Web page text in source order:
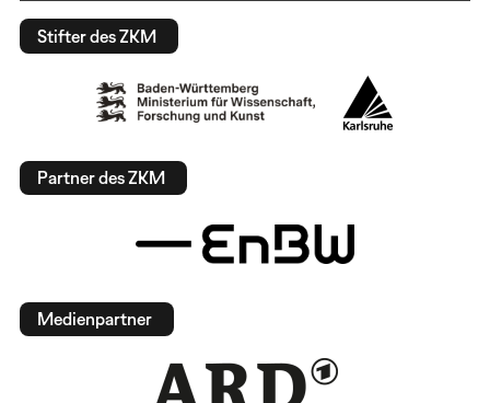
Stifter des ZKM
Partner des ZKM
Medienpartner